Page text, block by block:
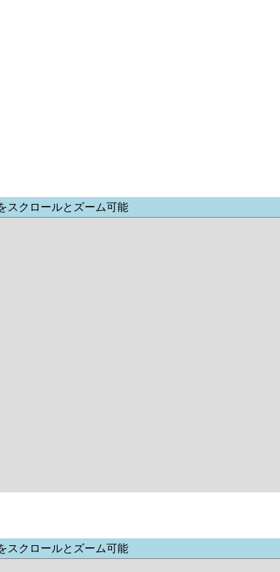
スクロールとズーム可能
スクロールとズーム可能